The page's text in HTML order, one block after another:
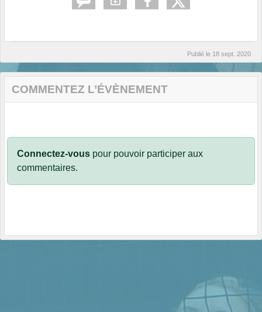
Publié le 18 sept. 2020
COMMENTEZ L’ÉVÈNEMENT
Connectez-vous pour pouvoir participer aux
commentaires.